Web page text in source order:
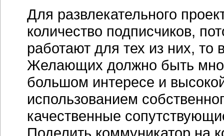
Для развлекательного
количество подписчиков,
работают для тех из них,
Желающих должно быть
большом интересе и
использованием
качественные